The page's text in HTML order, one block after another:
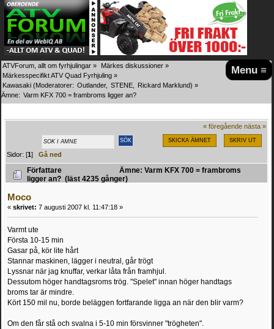
Menu ≡
ATVForum, allt om fyrhjulingar » Märkes diskussioner »
Märkesspecifikt ATV Quad Fyrhjuling »
Kawasaki (Moderatorer: Outlander, STENE Rickard Marklund) »
Ämne: Varm KFX 700 = frambroms ligger an?
« föregående nästa »
SKICKA ÄMNET SKRIV UT
Sidor: [1]Gå ned
Författare
Ämne: Varm KFX 700 = frambroms
ligger an? (läst 4235 gånger)
Moco
« skrivet: 7 augusti 2007 kl. 11:47:18 »
Varmt ute
Första 10-15 min
Gasar på, kör lite hårt
Stannar maskinen, lägger i neutral, går trögt
Lyssnar när jag knuffar, verkar låta från framhjul.
Dessutom höger handtagsroms trög. "Spelet" innan höger handtags
broms tar är mindre.
Kört 150 mil nu, borde beläggen fortfarande ligga an när den blir varm?
Om den får stå och svalna i 5-10 min försvinner "trögheten".